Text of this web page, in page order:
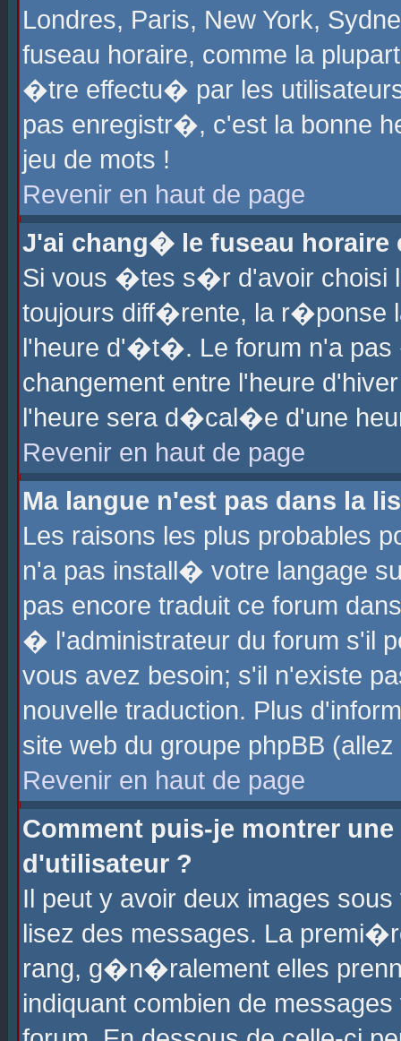
Londres, Paris, New York,
fuseau horaire, comme la
�tre effectu� par les
pas enregistr�, c'est la bonne
jeu de mots !
Revenir en haut de page
J'ai chang� le fuseau horaire
Si vous �tes s�r d'avoir choisi
toujours diff�rente, la r�ponse
l'heure d'�t�. Le forum n'a
changement entre l'heure
l'heure sera d�cal�e d'une
Revenir en haut de page
Ma langue n'est pas dans la
Les raisons les plus probables
n'a pas install� votre langage
pas encore traduit ce forum
� l'administrateur du forum s'il
vous avez besoin; s'il n'existe
nouvelle traduction. Plus
site web du groupe phpBB
Revenir en haut de page
Comment puis-je montrer
d'utilisateur ?
Il peut y avoir deux images
lisez des messages. La
rang, g�n�ralement elles
indiquant combien de